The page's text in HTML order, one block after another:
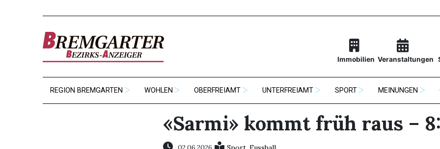
Immobilien Veranstaltungen
REGION BREMGARTEN WOHLEN OBERFREIAMT UNTERFREIAMT SPORT MEINUNGEN
«Sarmi» kommt früh raus –